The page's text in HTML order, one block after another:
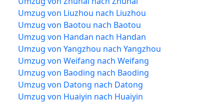
Umzug von Liuzhou nach Liuzhou
Umzug von Baotou nach Baotou
Umzug von Handan nach Handan
Umzug von Yangzhou nach Yangzhou
Umzug von Weifang nach Weifang
Umzug von Baoding nach Baoding
Umzug von Datong nach Datong
Umzug von Huaiyin nach Huaiyin